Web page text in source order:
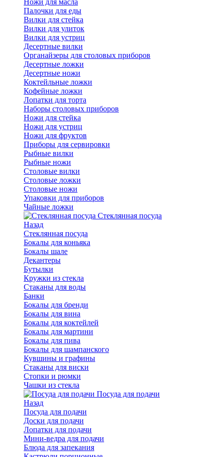
Палочки для еды
Вилки для стейка
Вилки для улиток
Вилки для устриц
Десертные вилки
Органайзеры для столовых приборов
Десертные ложки
Десертные ножи
Коктейльные ложки
Кофейные ложки
Лопатки для торта
Наборы столовых приборов
Ножи для стейка
Ножи для устриц
Ножи для фруктов
Приборы для сервировки
Рыбные вилки
Рыбные ножи
Столовые вилки
Столовые ложки
Столовые ножи
Упаковки для приборов
Чайные ложки
Стеклянная посуда
Назад
Стеклянная посуда
Бокалы для коньяка
Бокалы шале
Декантеры
Бутылки
Кружки из стекла
Стаканы для воды
Банки
Бокалы для бренди
Бокалы для вина
Бокалы для коктейлей
Бокалы для мартини
Бокалы для пива
Бокалы для шампанского
Кувшины и графины
Стаканы для виски
Стопки и рюмки
Чашки из стекла
Посуда для подачи
Назад
Посуда для подачи
Доски для подачи
Лопатки для подачи
Мини-ведра для подачи
Блюда для запекания